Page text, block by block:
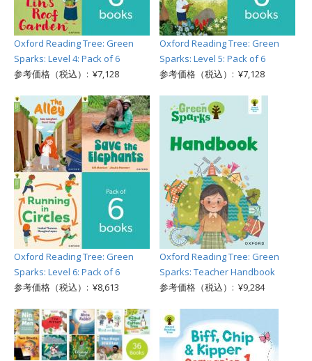
Oxford Reading Tree: Green
Sparks: Level 4: Pack of 6
参考価格（税込）: ¥7,128
Oxford Reading Tree: Green
Sparks: Level 5: Pack of 6
参考価格（税込）: ¥7,128
Oxford Reading Tree: Green
Sparks: Level 6: Pack of 6
参考価格（税込）: ¥8,613
Oxford Reading Tree: Green
Sparks: Teacher Handbook
参考価格（税込）: ¥9,284